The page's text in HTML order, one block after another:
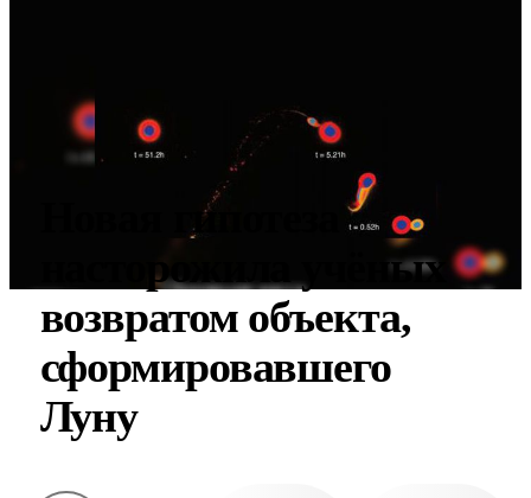
Новая гипотеза
насторожила учёных
возвратом объекта,
сформировавшего
Луну